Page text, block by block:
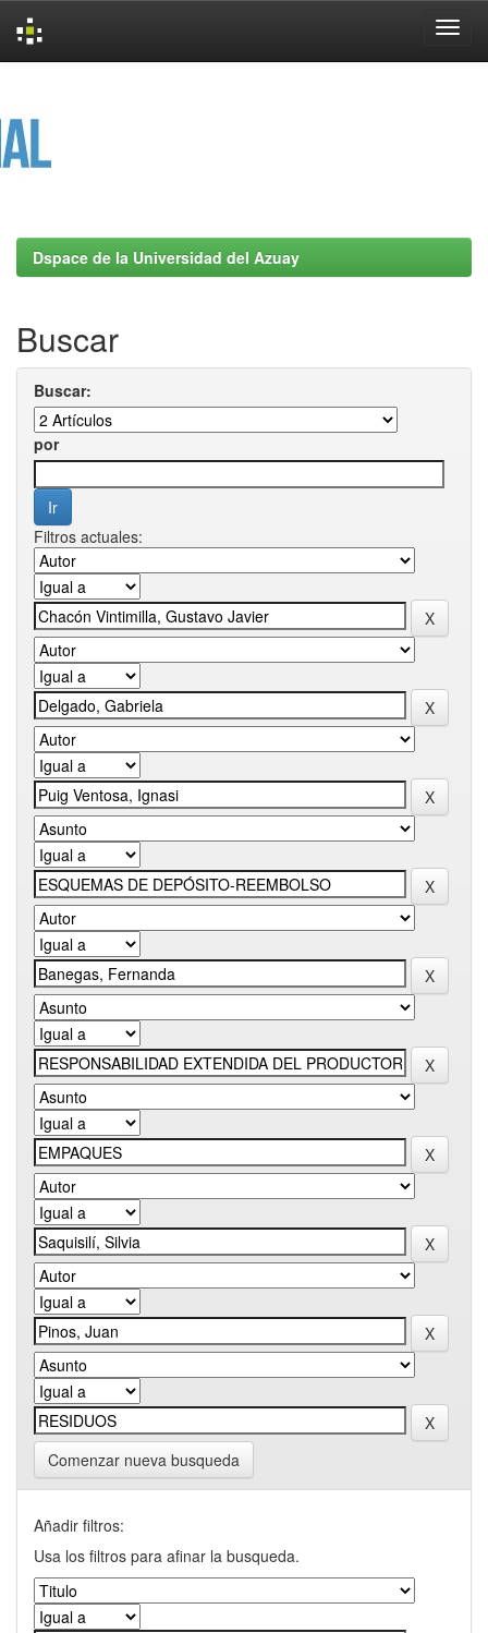
Dspace de la Universidad del Azuay
Buscar
Buscar:
por
Filtros actuales:
Comenzar nueva busqueda
Añadir filtros:
Usa los filtros para afinar la busqueda.